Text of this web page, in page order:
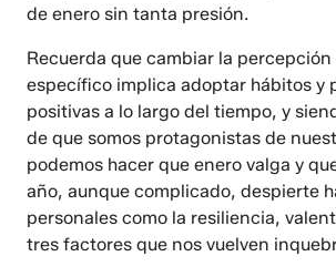
de enero sin tanta presión.
Recuerda que cambiar la percepción
específico implica adoptar hábitos y
positivas a lo largo del tiempo, y
de que somos protagonistas de
podemos hacer que enero valga y
año, aunque complicado, despierte
personales como la resiliencia,
tres factores que nos vuelven